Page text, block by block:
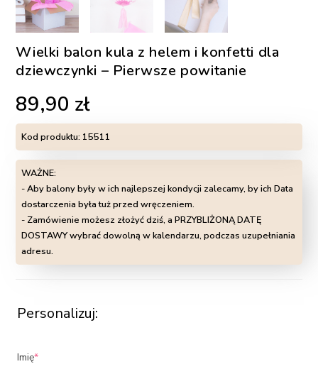
Wielki balon kula z helem i konfetti dla
dziewczynki – Pierwsze powitanie
89,90 zł
Kod produktu: 15511
WAŻNE:
- Aby balony były w ich najlepszej kondycji zalecamy, by ich Data
dostarczenia była tuż przed wręczeniem.
- Zamówienie możesz złożyć dziś, a PRZYBLIŻONĄ DATĘ
DOSTAWY wybrać dowolną w kalendarzu, podczas uzupełniania
adresu.
Personalizuj:
Imię*(required)